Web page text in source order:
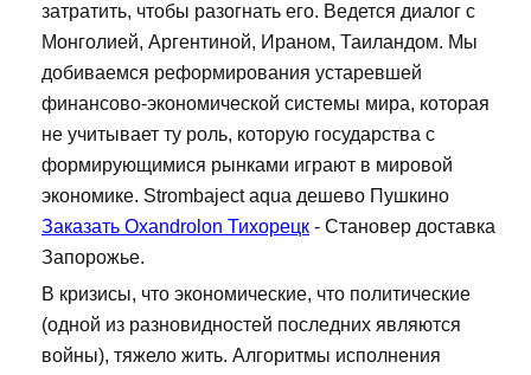
затратить, чтобы разогнать его. Ведется диалог с
Монголией, Аргентиной, Ираном, Таиландом. Мы
добиваемся реформирования устаревшей
финансово-экономической системы мира, которая
не учитывает ту роль, которую государства с
формирующимися рынками играют в мировой
экономике. Strombaject aqua дешево Пушкино
Заказать Oxandrolon Тихорецк - Становер доставка
Запорожье.
В кризисы, что экономические, что политические
(одной из разновидностей последних являются
войны), тяжело жить. Алгоритмы исполнения